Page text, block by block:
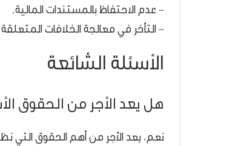
– عدم الاحتفاظ بالمستندات المالية.
– التأخر في معالجة الخلافات المتعلقة
الأسئلة الشائعة
هل يعد الأجر من الحقوق
نعم، يعد الأجر من أهم الحقوق التي